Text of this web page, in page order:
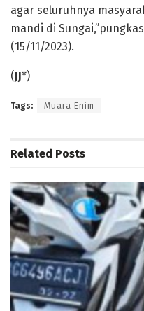
agar seluruhnya
mandi di
(15/11/2023).
(JJ*)
Tags: Muara Enim
Related Posts